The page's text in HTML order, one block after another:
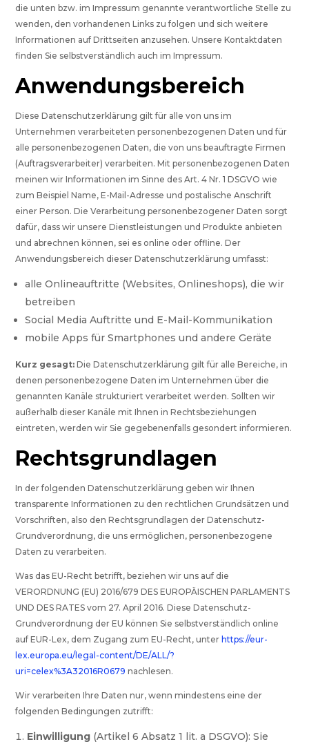
die unten bzw. im Impressum genannte verantwortliche Stelle zu
wenden, den vorhandenen Links zu folgen und sich weitere
Informationen auf Drittseiten anzusehen. Unsere Kontaktdaten
finden Sie selbstverständlich auch im Impressum.
Anwendungsbereich
Diese Datenschutzerklärung gilt für alle von uns im
Unternehmen verarbeiteten personenbezogenen Daten und für
alle personenbezogenen Daten, die von uns beauftragte Firmen
(Auftragsverarbeiter) verarbeiten. Mit personenbezogenen Daten
meinen wir Informationen im Sinne des Art. 4 Nr. 1 DSGVO wie
zum Beispiel Name, E-Mail-Adresse und postalische Anschrift
einer Person. Die Verarbeitung personenbezogener Daten sorgt
dafür, dass wir unsere Dienstleistungen und Produkte anbieten
und abrechnen können, sei es online oder offline. Der
Anwendungsbereich dieser Datenschutzerklärung umfasst:
alle Onlineauftritte (Websites, Onlineshops), die wir
betreiben
Social Media Auftritte und E-Mail-Kommunikation
mobile Apps für Smartphones und andere Geräte
Kurz gesagt: Die Datenschutzerklärung gilt für alle Bereiche, in
denen personenbezogene Daten im Unternehmen über die
genannten Kanäle strukturiert verarbeitet werden. Sollten wir
außerhalb dieser Kanäle mit Ihnen in Rechtsbeziehungen
eintreten, werden wir Sie gegebenenfalls gesondert informieren.
Rechtsgrundlagen
In der folgenden Datenschutzerklärung geben wir Ihnen
transparente Informationen zu den rechtlichen Grundsätzen und
Vorschriften, also den Rechtsgrundlagen der Datenschutz-
Grundverordnung, die uns ermöglichen, personenbezogene
Daten zu verarbeiten.
Was das EU-Recht betrifft, beziehen wir uns auf die
VERORDNUNG (EU) 2016/679 DES EUROPÄISCHEN PARLAMENTS
UND DES RATES vom 27. April 2016. Diese Datenschutz-
Grundverordnung der EU können Sie selbstverständlich online
auf EUR-Lex, dem Zugang zum EU-Recht, unter https://eur-
lex.europa.eu/legal-content/DE/ALL/?
uri=celex%3A32016R0679 nachlesen.
Wir verarbeiten Ihre Daten nur, wenn mindestens eine der
folgenden Bedingungen zutrifft:
Einwilligung (Artikel 6 Absatz 1 lit. a DSGVO): Sie